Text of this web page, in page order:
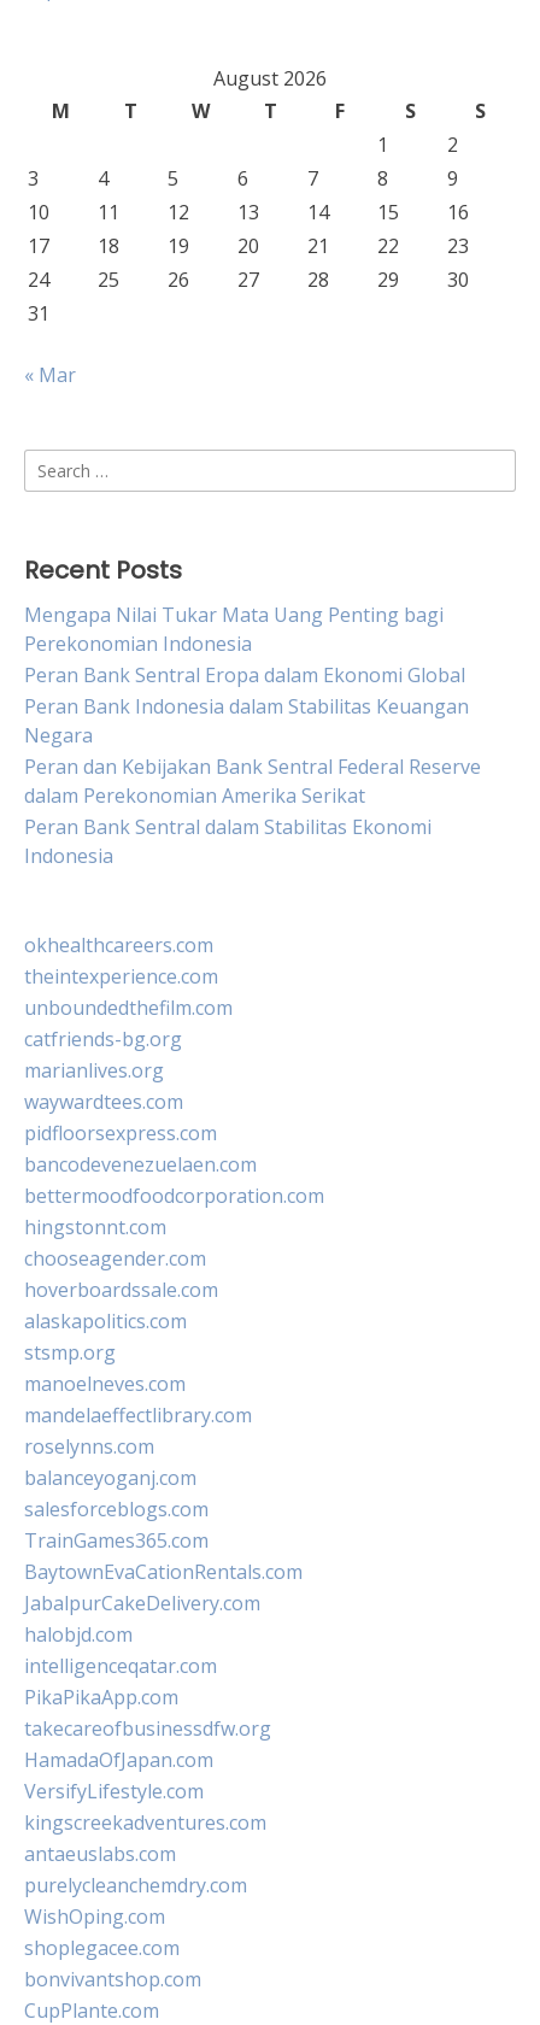
August 2026
M
T W T F S
S
1
2
3
4 5 6 7 8
9
10
11 12 13 14 15
16
17
18 19 20 21 22
23
24
25 26 27 28 29
30
31
« Mar
Search
for:
Recent Posts
Mengapa Nilai Tukar Mata Uang Penting bagi
Perekonomian Indonesia
Peran Bank Sentral Eropa dalam Ekonomi Global
Peran Bank Indonesia dalam Stabilitas Keuangan
Negara
Peran dan Kebijakan Bank Sentral Federal Reserve
dalam Perekonomian Amerika Serikat
Peran Bank Sentral dalam Stabilitas Ekonomi
Indonesia
okhealthcareers.com
theintexperience.com
unboundedthefilm.com
catfriends-bg.org
marianlives.org
waywardtees.com
pidfloorsexpress.com
bancodevenezuelaen.com
bettermoodfoodcorporation.com
hingstonnt.com
chooseagender.com
hoverboardssale.com
alaskapolitics.com
stsmp.org
manoelneves.com
mandelaeffectlibrary.com
roselynns.com
balanceyoganj.com
salesforceblogs.com
TrainGames365.com
BaytownEvaCationRentals.com
JabalpurCakeDelivery.com
halobjd.com
intelligenceqatar.com
PikaPikaApp.com
takecareofbusinessdfw.org
HamadaOfJapan.com
VersifyLifestyle.com
kingscreekadventures.com
antaeuslabs.com
purelycleanchemdry.com
WishOping.com
shoplegacee.com
bonvivantshop.com
CupPlante.com